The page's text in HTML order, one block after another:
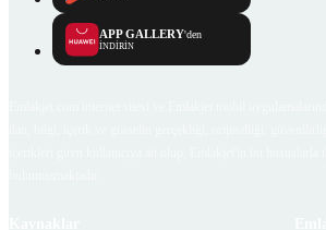
APP GALLERY'den
İNDİRİN